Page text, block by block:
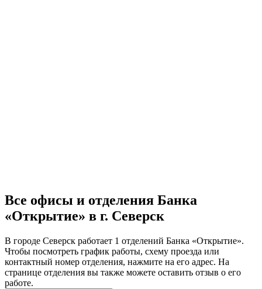
Все офисы и отделения Банка
«Открытие» в г. Северск
В городе Северск работает 1 отделений Банка «Открытие».
Чтобы посмотреть график работы, схему проезда или
контактный номер отделения, нажмите на его адрес. На
странице отделения вы также можете оставить отзыв о его
работе.